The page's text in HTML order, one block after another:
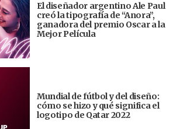
El diseñador argentino Ale Paul
creó la tipografía de “Anora”,
ganadora del premio Oscar a la
Mejor Película
Mundial de fútbol y del diseño:
cómo se hizo y qué significa el
logotipo de Qatar 2022